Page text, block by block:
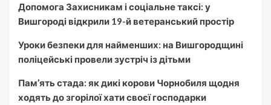
Допомога Захисникам і соціальне таксі: у
Вишгороді відкрили 19-й ветеранський простір
Уроки безпеки для найменших: на Вишгородщині
поліцейські провели зустріч із дітьми
Пам’ять стада: як дикі корови Чорнобиля щодня
ходять до згорілої хати своєї господарки